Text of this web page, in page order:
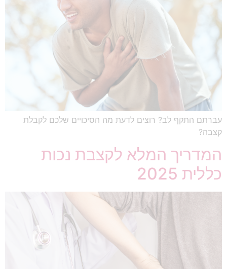
עברתם התקף לב? רוצים לדעת מה הסיכויים שלכם לקבלת
קצבה?
המדריך המלא לקצבת נכות
כללית 2025